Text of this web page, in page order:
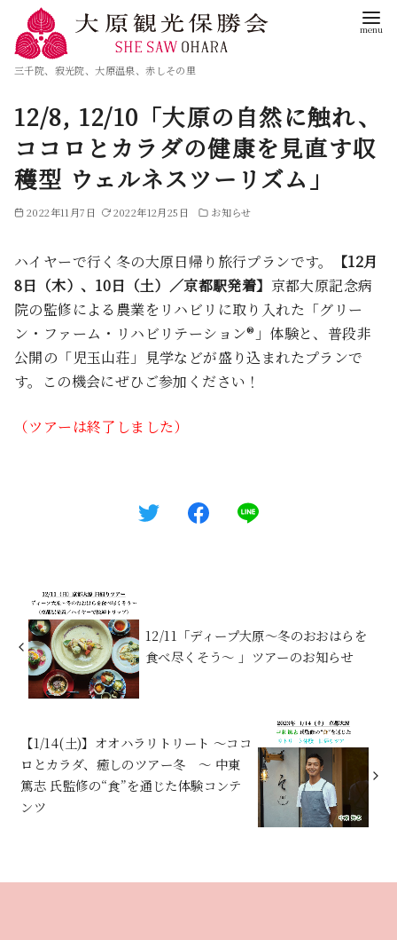
三千院、寂光院、大原温泉、赤しその里
12/8, 12/10「大原の自然に触れ、
ココロとカラダの健康を見直す収
穫型 ウェルネスツーリズム」
2022年11月7日 2022年12月25日 お知らせ
ハイヤーで行く冬の大原日帰り旅行プランです。
【12月
8日（木）、10日（土）／京都駅発着】 京都大原記念病
院の監修による農業をリハビリに取り入れた「グリー
ン・ファーム・リハビリテーション®」体験と、普段非
公開の「児玉山荘」見学などが盛り込まれたプランで
す。この機会にぜひご参加ください！
（ツアーは終了しました）
12/11「ディープ大原〜冬のおおはらを
食べ尽くそう〜 」ツアーのお知らせ
【1/14(土)】オオハラリトリート ～ココ
ロとカラダ、癒しのツアー冬 ～ 中東
篤志 氏監修の“食”を通じた体験コンテ
ンツ